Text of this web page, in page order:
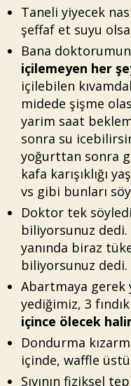
Taneli yiyecek
şeffaf et suyu
Bana
içilemeyen her
içilebilen
midede şişme
yarim saat
sonra su
yoğurttan sonra
kafa karışıklığı
vs gibi bunları
Doktor tek
biliyorsunuz dedi.
yanında biraz
biliyorsunuz dedi.
Abartmaya gerek
yediğimiz, 3
içince ölecek
Dondurma
içinde, waffle
Sıvının fiziksel